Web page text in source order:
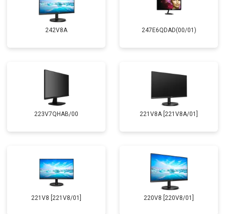
242V8A 247E6QDAD(00/01)
223V7QHAB/00 221V8A [221V8A/01]
221V8 [221V8/01] 220V8 [220V8/01]